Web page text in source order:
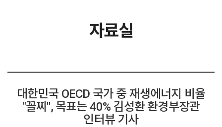
자료실
대한민국 OECD 국가 중 재생에너지 비율
"꼴찌", 목표는 40% 김성환 환경부장관
인터뷰 기사